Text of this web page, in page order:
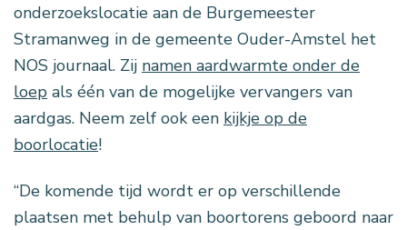
onderzoekslocatie aan de Burgemeester
Stramanweg in de gemeente Ouder-Amstel het
NOS journaal. Zij namen aardwarmte onder de
loep als één van de mogelijke vervangers van
aardgas. Neem zelf ook een kijkje op de
boorlocatie!
“De komende tijd wordt er op verschillende
plaatsen met behulp van boortorens geboord naar